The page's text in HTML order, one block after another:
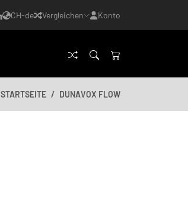
CH-de Vergleichen Konto
STARTSEITE DUNAVOX FLOW